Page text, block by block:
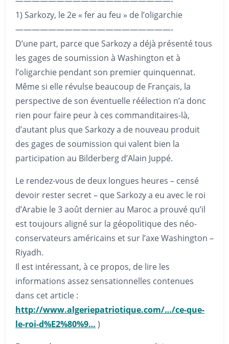
1) Sarkozy, le 2e « fer au feu » de l’oligarchie
———————————————————-
D’une part, parce que Sarkozy a déjà présenté tous
les gages de soumission à Washington et à
l’oligarchie pendant son premier quinquennat.
Même si elle révulse beaucoup de Français, la
perspective de son éventuelle réélection n’a donc
rien pour faire peur à ces commanditaires-là,
d’autant plus que Sarkozy a de nouveau produit
des gages de soumission qui valent bien la
participation au Bilderberg d’Alain Juppé.
Le rendez-vous de deux longues heures – censé
devoir rester secret – que Sarkozy a eu avec le roi
d’Arabie le 3 août dernier au Maroc a prouvé qu’il
est toujours aligné sur la géopolitique des néo-
conservateurs américains et sur l’axe Washington –
Riyadh.
Il est intéressant, à ce propos, de lire les
informations assez sensationnelles contenues
dans cet article :
http://www.algeriepatriotique.com/…/ce-que-
le-roi-d%E2%80%9… )